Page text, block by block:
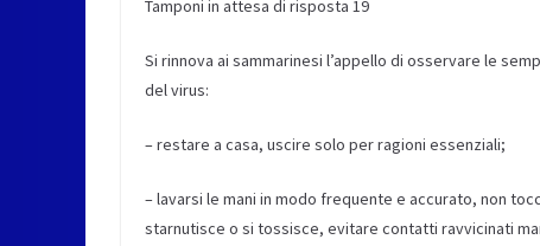
Tamponi in attesa di risposta 19
Si rinnova ai sammarinesi l’appello di osservare le
del virus:
– restare a casa, uscire solo per ragioni essenziali;
– lavarsi le mani in modo frequente e accurato, non
starnutisce o si tossisce, evitare contatti ravvicinati